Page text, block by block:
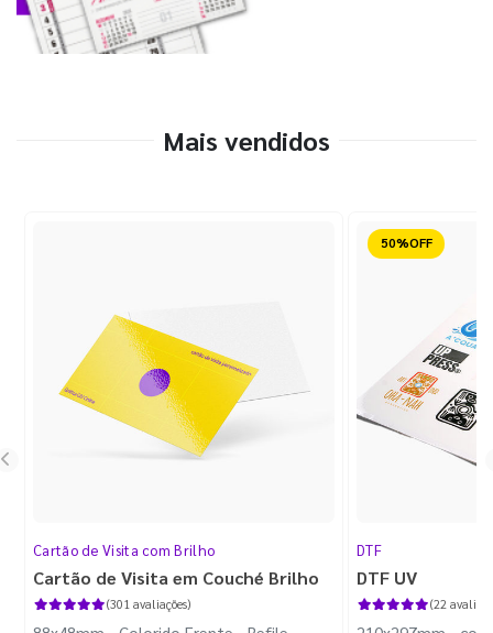
Mais vendidos
Cartão de Visita com Brilho
Cartão de Visita em Couché Brilho
(301 avaliações)
Reduzido
DTF
DTF UV
(22